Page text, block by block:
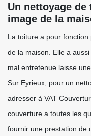
Un nettoyage
image de la
La toiture a pour
de la maison. Elle a
mal entretenue laisse
Sur Eyrieux, pour un
adresser à VAT
couverture a toutes les
fournir une prestation de